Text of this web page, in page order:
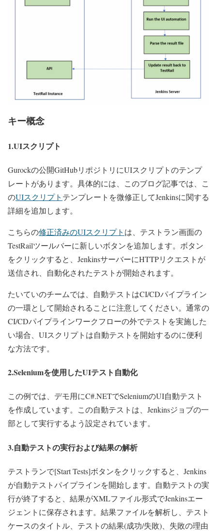
キー概念
1.UIスクリプト
Gurockの公開GitHubリポジトリにUIスクリプトのテンプ
レートがあります。具体的には、このブログ記事では、こ
のUIスクリプト テンプレートを微修正してJenkinsに関する
詳細を追加します。
こちらの修正済みのUIスクリプト は、テストラン画面の
TestRailツールバーに新しいボタンを追加します。ボタン
をクリックすると、JenkinsサーバーにHTTPリクエストが
送信され、自動化されたテストが開始されます。
たいていのチームでは、自動テストはCI/CDパイプライン
の一環として開始されることに注意してください。通常の
CI/CDパイプラインワークフローの外でテストを実施した
い場合、UIスクリプトは自動テストを開始するのに便利
な方法です。
2.Seleniumを使用したUIテスト自動化
この例では、デモ用にC#.NETでSeleniumのUI自動テスト
を作成しています。この自動テストは、Jenkinsジョブの一
部として実行するよう設定されています。
3.自動テストの実行および結果の解析
テストランで[Start Tests]ボタンをクリックすると、Jenkins
が自動テストパイプラインを開始します。自動テストの実
行が終了すると、結果がXMLファイル形式でJenkinsエー
ジェントに保存されます。結果ファイルを解析し、テスト
ケースのタイトル、テストの結果(成功/失敗)、失敗の理由